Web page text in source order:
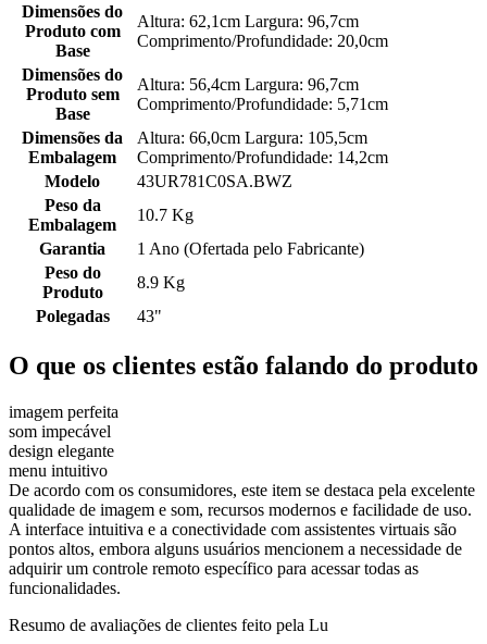
Dimensões do
Produto com
Base
Altura: 62,1cm Largura: 96,7cm
Comprimento/Profundidade: 20,0cm
Dimensões do
Produto sem
Base
Altura: 56,4cm Largura: 96,7cm
Comprimento/Profundidade: 5,71cm
Dimensões da
Embalagem
Altura: 66,0cm Largura: 105,5cm
Comprimento/Profundidade: 14,2cm
Modelo
43UR781C0SA.BWZ
Peso da
Embalagem
10.7 Kg
Garantia
1 Ano (Ofertada pelo Fabricante)
Peso do
Produto
8.9 Kg
Polegadas
43"
O que os clientes estão falando do produto
imagem perfeita
som impecável
design elegante
menu intuitivo
De acordo com os consumidores, este item se destaca pela excelente
qualidade de imagem e som, recursos modernos e facilidade de uso.
A interface intuitiva e a conectividade com assistentes virtuais são
pontos altos, embora alguns usuários mencionem a necessidade de
adquirir um controle remoto específico para acessar todas as
funcionalidades.
Resumo de avaliações de clientes feito pela Lu